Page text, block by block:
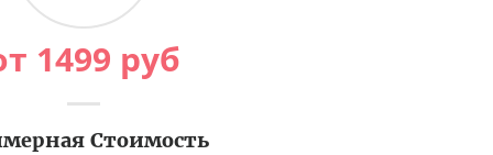
1499 руб
Стоимость